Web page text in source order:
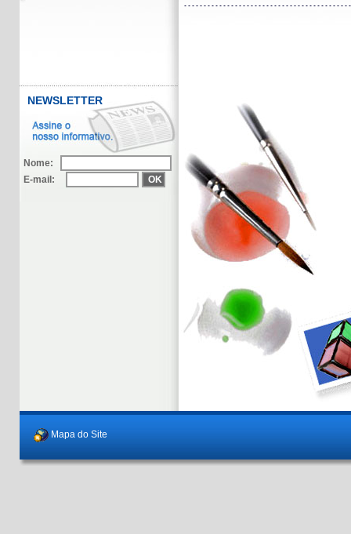
NEWSLETTER
Nome:
E-mail:
Mapa do Site